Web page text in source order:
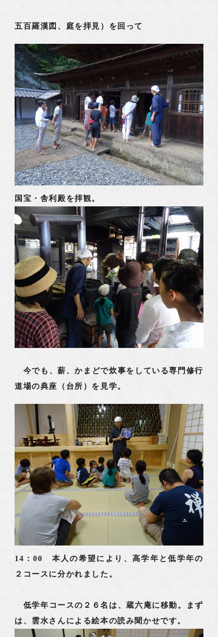
五百羅漢図、庭を拝見）を回って
国宝・舎利殿を拝観。
今でも、薪、かまどで炊事をしている専門修行
道場の典座（台所）を見学。
14：00 本人の希望により、高学年と低学年の
２コースに分かれました。
低学年コースの２６名は、蔵六庵に移動。まず
は、雲水さんによる絵本の読み聞かせです。